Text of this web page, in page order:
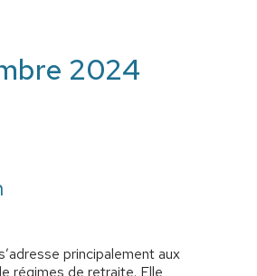
2024
principalement aux
régimes de retraite. Elle